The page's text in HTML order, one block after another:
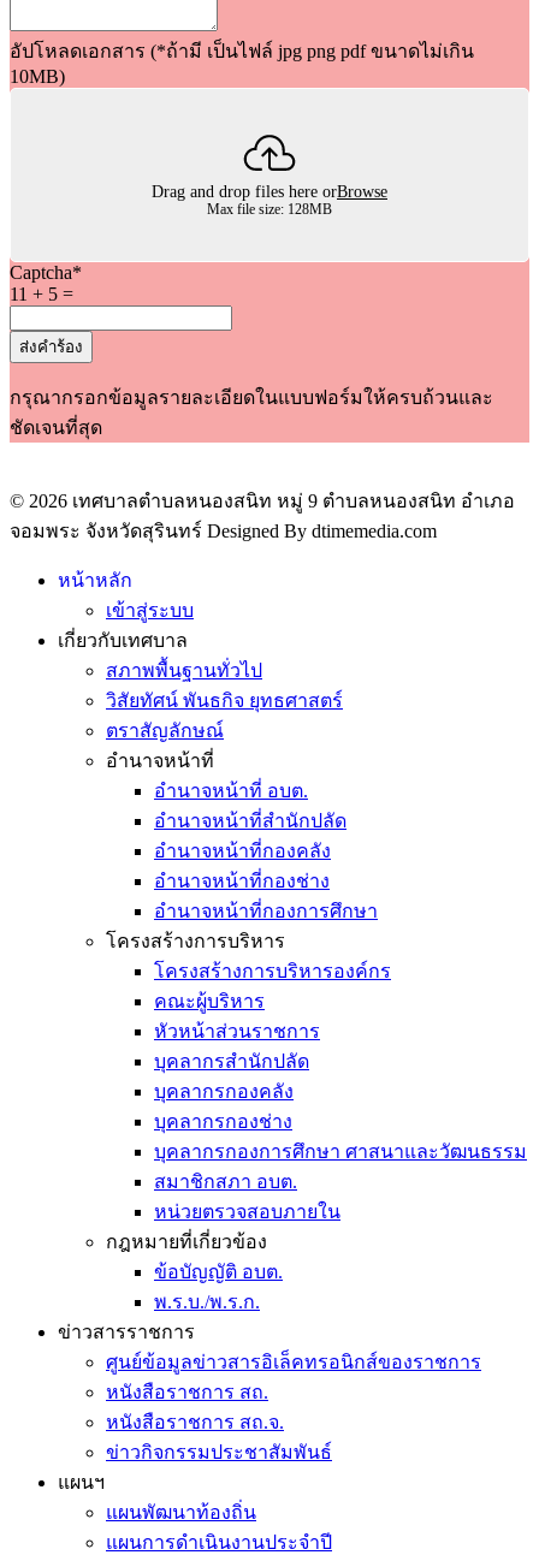
อัปโหลดเอกสาร (*ถ้ามี เป็นไฟล์ jpg png pdf ขนาดไม่เกิน
10MB)
Drag and drop files here orBrowse
Max file size: 128MB
Captcha*
11 + 5 =
ส่งคำร้อง
กรุณากรอกข้อมูลรายละเอียดในแบบฟอร์มให้ครบถ้วนและ
ชัดเจนที่สุด
© 2026 เทศบาลตำบลหนองสนิท หมู่ 9 ตำบลหนองสนิท อำเภอ
จอมพระ จังหวัดสุรินทร์ Designed By dtimemedia.com
หน้าหลัก
เข้าสู่ระบบ
เกี่ยวกับเทศบาล
สภาพพื้นฐานทั่วไป
วิสัยทัศน์ พันธกิจ ยุทธศาสตร์
ตราสัญลักษณ์
อำนาจหน้าที่
อำนาจหน้าที่ อบต.
อำนาจหน้าที่สำนักปลัด
อำนาจหน้าที่กองคลัง
อำนาจหน้าที่กองช่าง
อำนาจหน้าที่กองการศึกษา
โครงสร้างการบริหาร
โครงสร้างการบริหารองค์กร
คณะผู้บริหาร
หัวหน้าส่วนราชการ
บุคลากรสำนักปลัด
บุคลากรกองคลัง
บุคลากรกองช่าง
บุคลากรกองการศึกษา ศาสนาและวัฒนธรรม
สมาชิกสภา อบต.
หน่วยตรวจสอบภายใน
กฎหมายที่เกี่ยวข้อง
ข้อบัญญัติ อบต.
พ.ร.บ./พ.ร.ก.
ข่าวสารราชการ
ศูนย์ข้อมูลข่าวสารอิเล็คทรอนิกส์ของราชการ
หนังสือราชการ สถ.
หนังสือราชการ สถ.จ.
ข่าวกิจกรรมประชาสัมพันธ์
แผนฯ
แผนพัฒนาท้องถิ่น
แผนการดำเนินงานประจำปี